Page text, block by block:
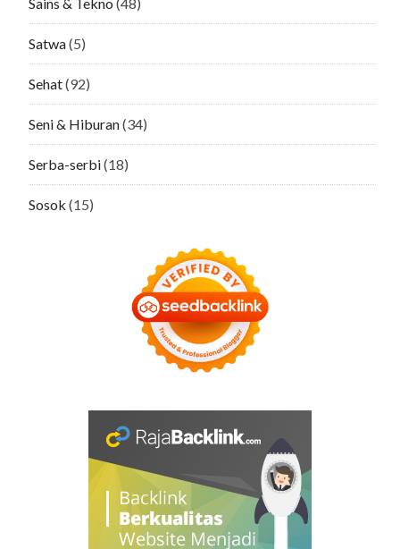
Sains & Tekno (48)
Satwa(5)
Sehat(92)
Seni & Hiburan(34)
Serba-serbi(18)
Sosok (15)